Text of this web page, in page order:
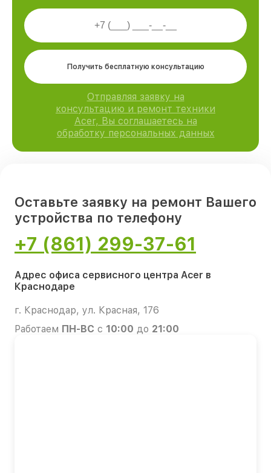
Получить бесплатную консультацию
Отправляя заявку на
консультацию и ремонт техники
Acer, Вы соглашаетесь на
обработку персональных данных
Оставьте заявку на ремонт Вашего
устройства по телефону
+7 (861) 299-37-61
Адрес офиса сервисного центра Acer в
Краснодаре
г. Краснодар, ул. Красная, 176
Работаем ПН-ВС с 10:00 до 21:00